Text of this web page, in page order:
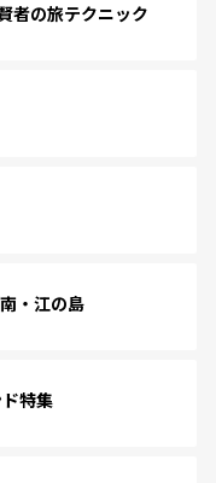
者の旅テクニック
・江の島
特集